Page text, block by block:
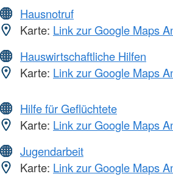
Hausnotruf
Karte: Link zur Google Maps
Hauswirtschaftliche Hilfen
Karte: Link zur Google Maps
Hilfe für Geflüchtete
Karte: Link zur Google Maps
Jugendarbeit
Karte: Link zur Google Maps